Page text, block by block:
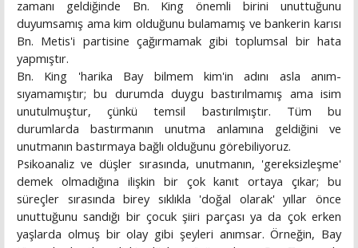
zamanı geldiğinde Bn. King önemli birini unuttuğunu
duyumsamış ama kim olduğunu bulamamış ve bankerin karısı
Bn. Metis'i partisine çağırmamak gibi toplumsal bir hata
yapmıştır.
Bn. King 'harika Bay bilmem kim'in adını asla anım-
sıyamamıştır; bu durumda duygu bastırılmamış ama isim
unutulmuştur, çünkü temsil bastırılmıştır. Tüm bu
durumlarda bastırmanın unutma anlamına geldiğini ve
unutmanın bastırmaya bağlı olduğunu görebiliyoruz.
Psikoanaliz ve düşler sırasında, unutmanın, 'gereksizleşme'
demek olmadığına ilişkin bir çok kanıt ortaya çıkar; bu
süreçler sırasında birey sıklıkla 'doğal olarak' yıllar önce
unuttuğunu sandığı bir çocuk şiiri parçası ya da çok erken
yaşlarda olmuş bir olay gibi şeyleri anımsar. Örneğin, Bay